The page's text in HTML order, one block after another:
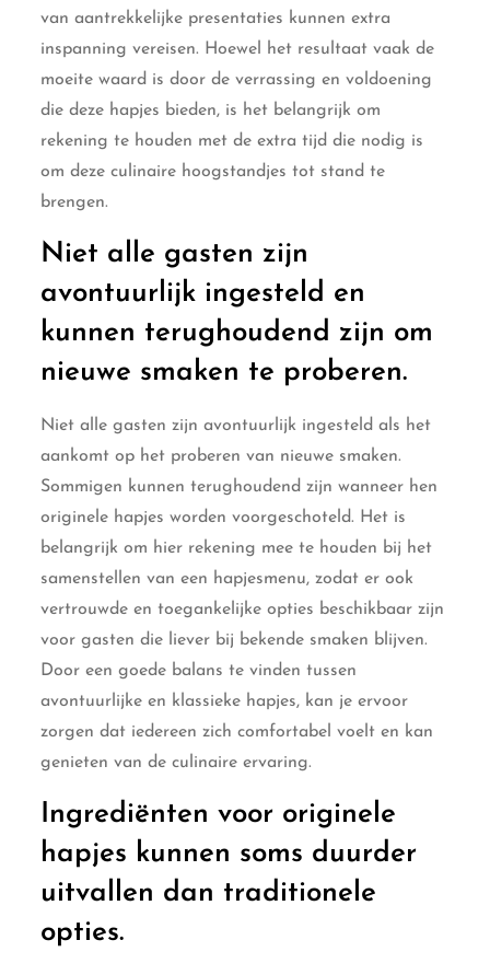
van aantrekkelijke presentaties kunnen extra
inspanning vereisen. Hoewel het resultaat vaak de
moeite waard is door de verrassing en voldoening
die deze hapjes bieden, is het belangrijk om
rekening te houden met de extra tijd die nodig is
om deze culinaire hoogstandjes tot stand te
brengen.
Niet alle gasten zijn
avontuurlijk ingesteld en
kunnen terughoudend zijn om
nieuwe smaken te proberen.
Niet alle gasten zijn avontuurlijk ingesteld als het
aankomt op het proberen van nieuwe smaken.
Sommigen kunnen terughoudend zijn wanneer hen
originele hapjes worden voorgeschoteld. Het is
belangrijk om hier rekening mee te houden bij het
samenstellen van een hapjesmenu, zodat er ook
vertrouwde en toegankelijke opties beschikbaar zijn
voor gasten die liever bij bekende smaken blijven.
Door een goede balans te vinden tussen
avontuurlijke en klassieke hapjes, kan je ervoor
zorgen dat iedereen zich comfortabel voelt en kan
genieten van de culinaire ervaring.
Ingrediënten voor originele
hapjes kunnen soms duurder
uitvallen dan traditionele
opties.